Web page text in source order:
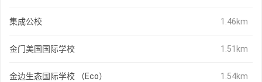
集成公校 1.46km
金门美国国际学校 1.51km
金边生态国际学校 （Eco） 1.54km